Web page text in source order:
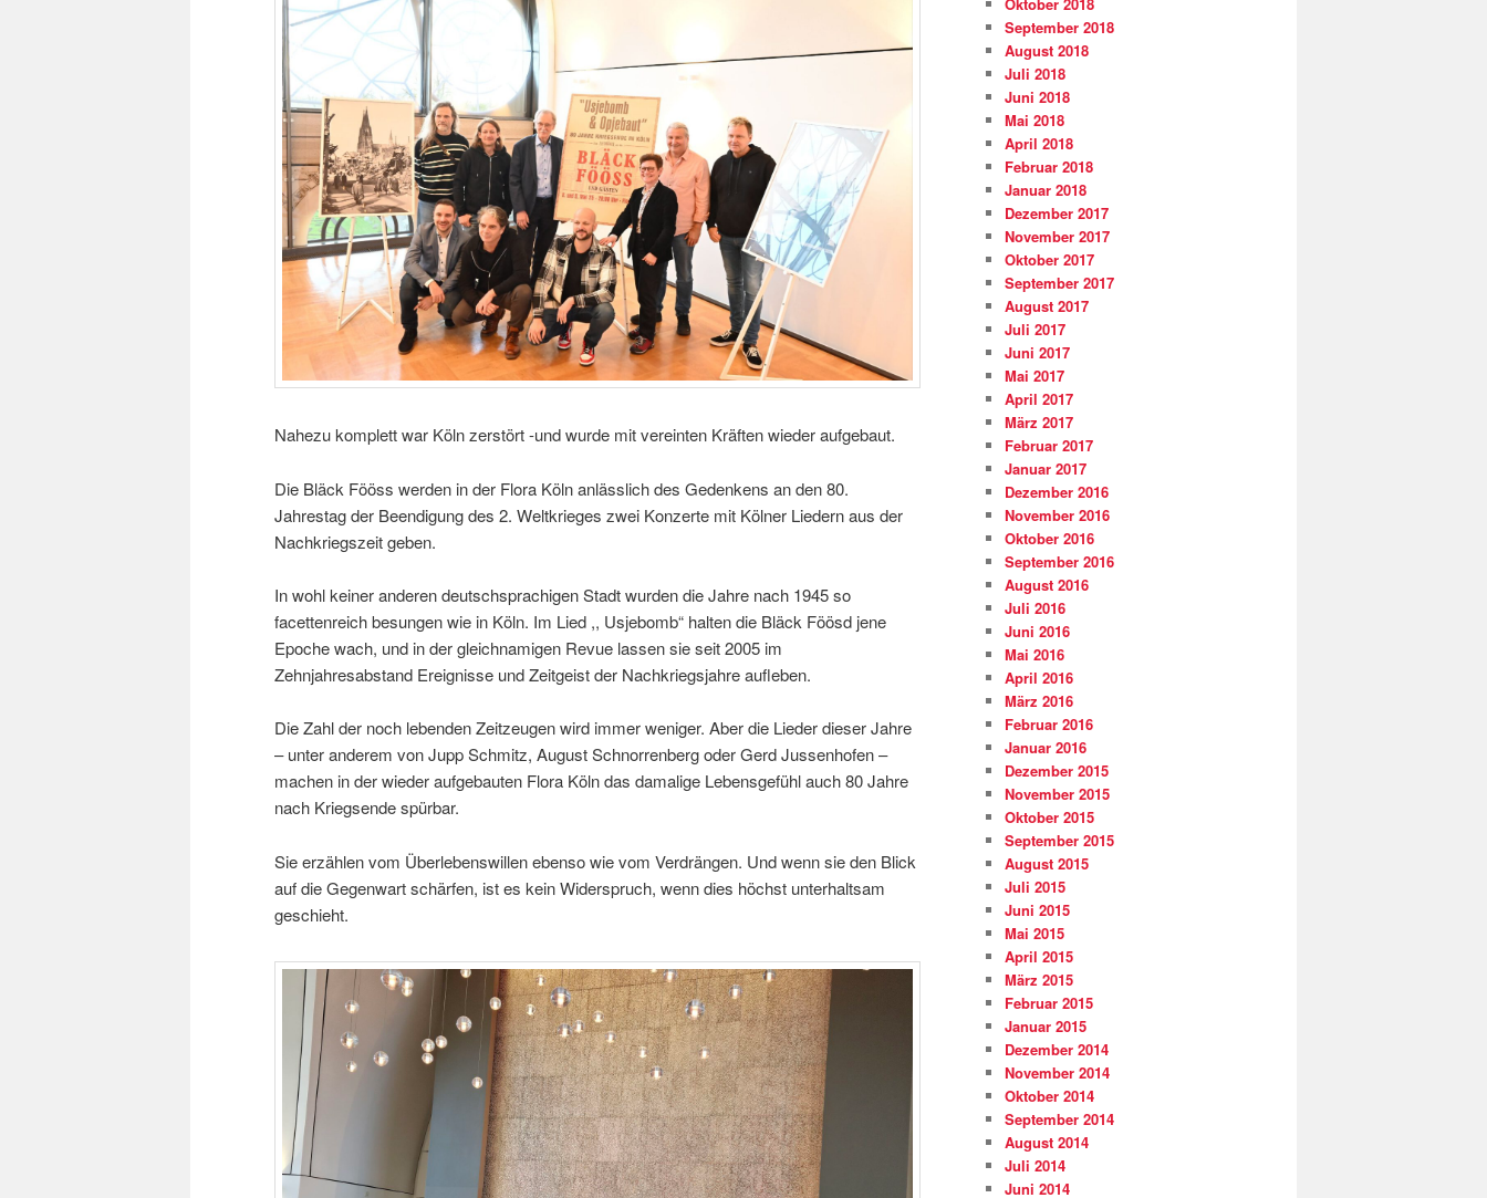
Nahezu komplett war Köln zerstört -und wurde mit vereinten Kräften wieder aufgebaut.
Die Bläck Fööss werden in der Flora Köln anlässlich des Gedenkens an den 80.
Jahrestag der Beendigung des 2. Weltkrieges zwei Konzerte mit Kölner Liedern aus der
Nachkriegszeit geben.
In wohl keiner anderen deutschsprachigen Stadt wurden die Jahre nach 1945 so
facettenreich besungen wie in Köln. Im Lied ,, Usjebomb“ halten die Bläck Föösd jene
Epoche wach, und in der gleichnamigen Revue lassen sie seit 2005 im
Zehnjahresabstand Ereignisse und Zeitgeist der Nachkriegsjahre aufleben.
Die Zahl der noch lebenden Zeitzeugen wird immer weniger. Aber die Lieder dieser Jahre
– unter anderem von Jupp Schmitz, August Schnorrenberg oder Gerd Jussenhofen –
machen in der wieder aufgebauten Flora Köln das damalige Lebensgefühl auch 80 Jahre
nach Kriegsende spürbar.
Sie erzählen vom Überlebenswillen ebenso wie vom Verdrängen. Und wenn sie den Blick
auf die Gegenwart schärfen, ist es kein Widerspruch, wenn dies höchst unterhaltsam
geschieht.
September 2018
August 2018
Juli 2018
Juni 2018
Mai 2018
April 2018
Februar 2018
Januar 2018
Dezember 2017
November 2017
Oktober 2017
September 2017
August 2017
Juli 2017
Juni 2017
Mai 2017
April 2017
März 2017
Februar 2017
Januar 2017
Dezember 2016
November 2016
Oktober 2016
September 2016
August 2016
Juli 2016
Juni 2016
Mai 2016
April 2016
März 2016
Februar 2016
Januar 2016
Dezember 2015
November 2015
Oktober 2015
September 2015
August 2015
Juli 2015
Juni 2015
Mai 2015
April 2015
März 2015
Februar 2015
Januar 2015
Dezember 2014
November 2014
Oktober 2014
September 2014
August 2014
Juli 2014
Juni 2014